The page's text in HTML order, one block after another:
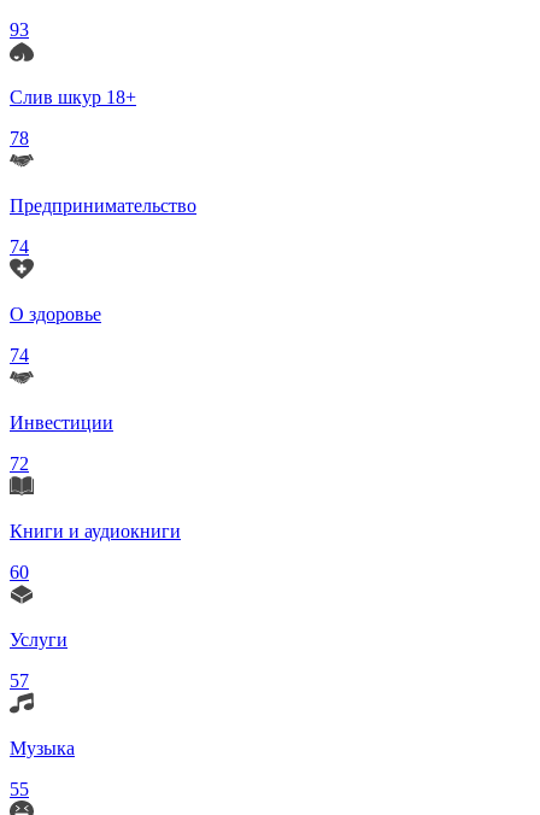
93
Слив шкур 18+
78
Предпринимательство
74
О здоровье
74
Инвестиции
72
Книги и аудиокниги
60
Услуги
57
Музыка
55